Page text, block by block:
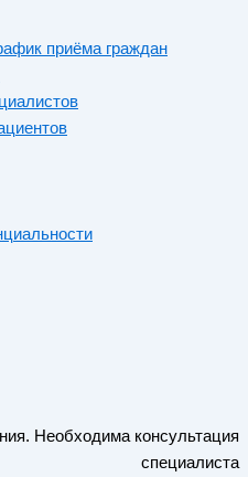
приёма граждан
Необходима консультация
специалиста